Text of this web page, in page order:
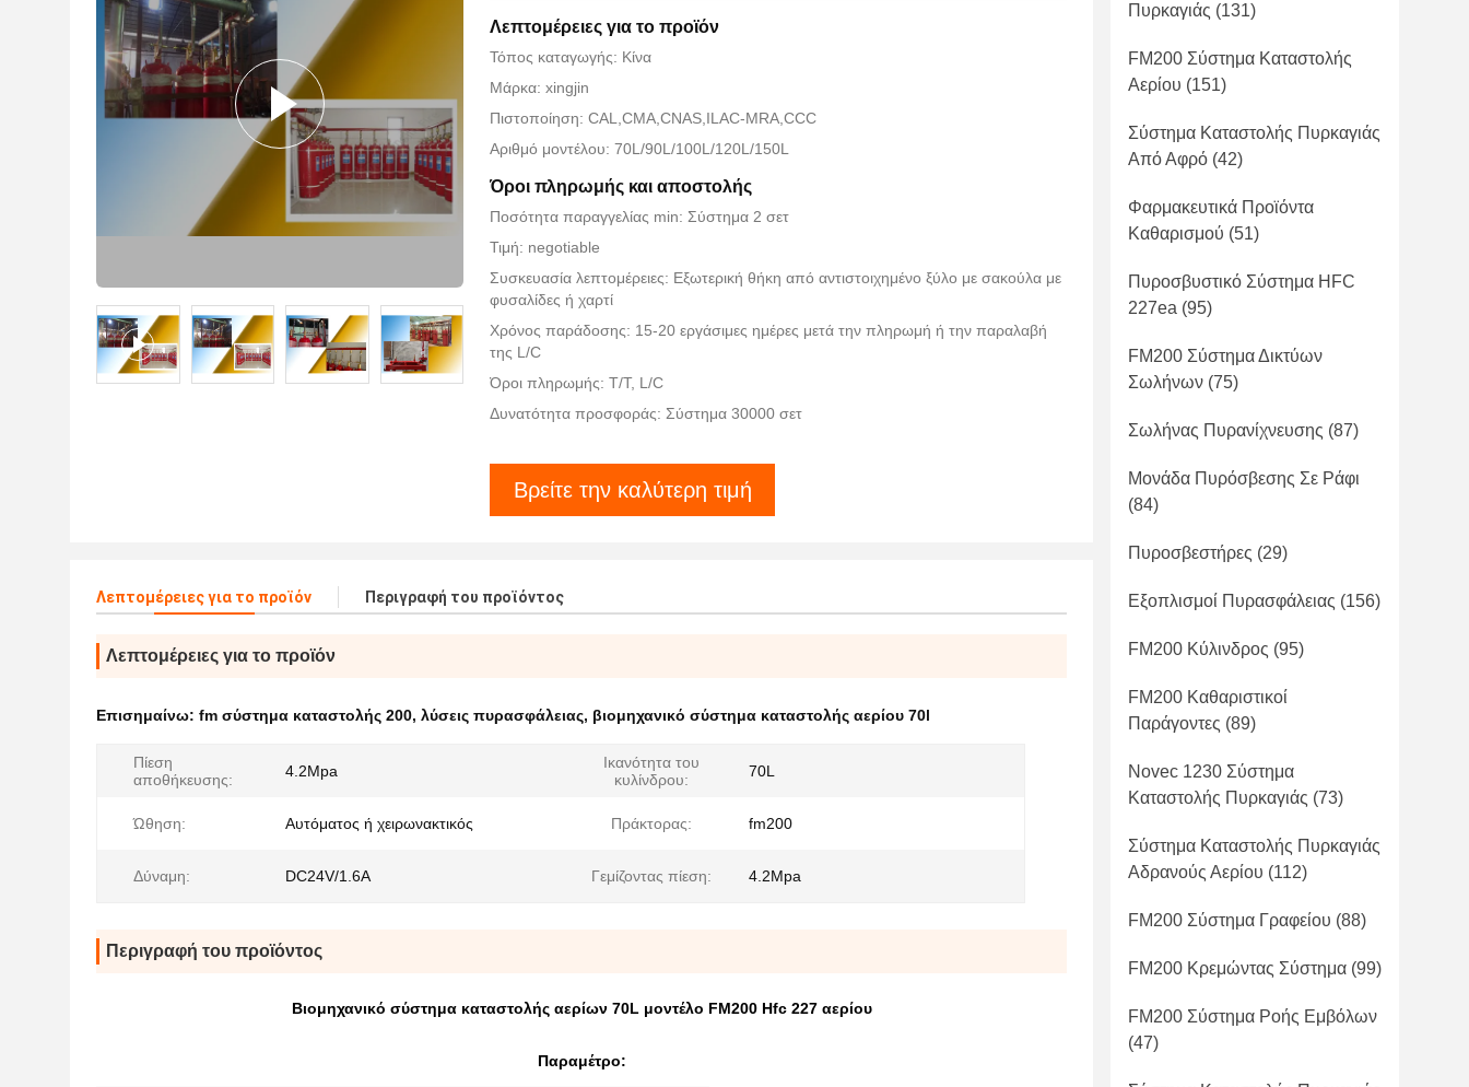
Λεπτομέρειες για το προϊόν
Τόπος καταγωγής: Κίνα
Μάρκα: xingjin
Πιστοποίηση: CAL,CMA,CNAS,ILAC-MRA,CCC
Αριθμό μοντέλου: 70L/90L/100L/120L/150L
Όροι πληρωμής και αποστολής
Ποσότητα παραγγελίας min: Σύστημα 2 σετ
Τιμή: negotiable
Συσκευασία λεπτομέρειες: Εξωτερική θήκη από αντιστοιχημένο ξύλο με σακούλα με
φυσαλίδες ή χαρτί
Χρόνος παράδοσης: 15-20 εργάσιμες ημέρες μετά την πληρωμή ή την παραλαβή
της L/C
Όροι πληρωμής: T/T, L/C
Δυνατότητα προσφοράς: Σύστημα 30000 σετ
Βρείτε την καλύτερη τιμή
Λεπτομέρειες για το προϊόν Περιγραφή του προϊόντος
Λεπτομέρειες για το προϊόν
Επισημαίνω: fm σύστημα καταστολής 200, λύσεις πυρασφάλειας, βιομηχανικό σύστημα καταστολής αερίου 70l
Πίεση
αποθήκευσης:
4.2Mpa
Ικανότητα του
κυλίνδρου:
70L
Ώθηση: Αυτόματος ή χειρωνακτικός Πράκτορας: fm200
Δύναμη: DC24V/1.6A Γεμίζοντας πίεση: 4.2Mpa
Περιγραφή του προϊόντος
Βιομηχανικό σύστημα καταστολής αερίων 70L μοντέλο FM200 Hfc 227 αερίου
Παραμέτρο:
Πυρκαγιάς (131)
FM200 Σύστημα Καταστολής
Αερίου (151)
Σύστημα Καταστολής Πυρκαγιάς
Από Αφρό (42)
Φαρμακευτικά Προϊόντα
Καθαρισμού (51)
Πυροσβυστικό Σύστημα HFC
227ea (95)
FM200 Σύστημα Δικτύων
Σωλήνων (75)
Σωλήνας Πυρανίχνευσης (87)
Μονάδα Πυρόσβεσης Σε Ράφι
(84)
Πυροσβεστήρες (29)
Εξοπλισμοί Πυρασφάλειας (156)
FM200 Κύλινδρος (95)
FM200 Καθαριστικοί
Παράγοντες (89)
Novec 1230 Σύστημα
Καταστολής Πυρκαγιάς (73)
Σύστημα Καταστολής Πυρκαγιάς
Αδρανούς Αερίου (112)
FM200 Σύστημα Γραφείου (88)
FM200 Κρεμώντας Σύστημα (99)
FM200 Σύστημα Ροής Εμβόλων
(47)